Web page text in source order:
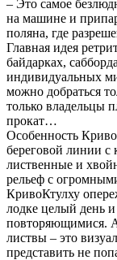
– Это самое
на машине и
поляна, где
Главная идея
байдарках,
индивидуальных
можно добраться
только владельцы
прокат…
Особенность
береговой линии с
лиственные и
рельеф с
КривоКтулху
лодке целый день
повторяющимися.
листвы – это
представить не